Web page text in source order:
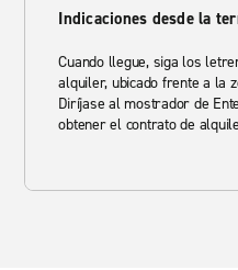
Indicaciones desde la
Cuando llegue, siga los
alquiler, ubicado frente a la
Diríjase al mostrador de
obtener el contrato de